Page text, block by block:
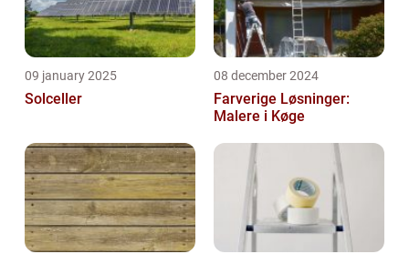
09 january 2025
Solceller
08 december 2024
Farverige Løsninger:
Malere i Køge